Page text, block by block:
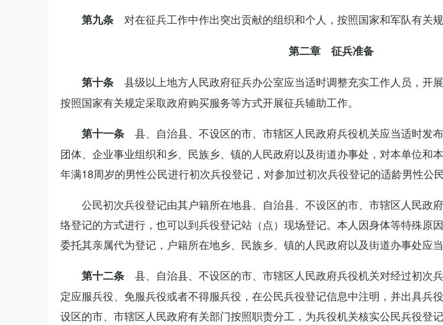
第九条 对在征兵工作中作出突出贡献的组织和个人，按照国家和军队有关规
第二章 征兵准备
第十条 县级以上地方人民政府征兵办公室应当适时调整充实工作人员，开
按照国家有关规定采取政府购买服务等方式开展征兵辅助工作。
第十一条 县、自治县、不设区的市、市辖区人民政府兵役机关应当适时发布
团体、企业事业组织和乡、民族乡、镇的人民政府以及街道办事处，对本单位和
年满18周岁的男性公民进行初次兵役登记，对参加过初次兵役登记的适龄男性公
公民初次兵役登记由其户籍所在地县、自治县、不设区的市、市辖区人民政
络登记的方式进行，也可以到兵役登记站（点）现场登记。本人因身体等特殊原
委托其亲属代为登记，户籍所在地乡、民族乡、镇的人民政府以及街道办事处应当
第十二条 县、自治县、不设区的市、市辖区人民政府兵役机关对经过初次
定应服兵役、免服兵役或者不得服兵役，在公民兵役登记信息中注明，并出具兵
设区的市、市辖区人民政府有关部门按照职责分工，为兵役机关核实公民兵役登记